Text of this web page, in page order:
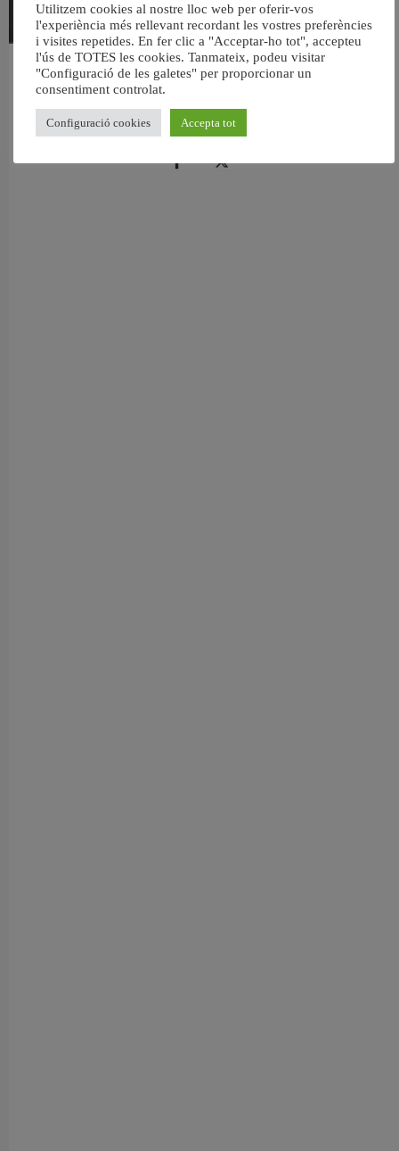
València reforma l’Escola Infantil Pardalets i instal·larà aire condicionat a totes
Utilitzem cookies al nostre lloc web per oferir-vos
l'experiència més rellevant recordant les vostres preferències
i visites repetides. En fer clic a "Acceptar-ho tot", accepteu
l'ús de TOTES les cookies. Tanmateix, podeu visitar
"Configuració de les galetes" per proporcionar un
consentiment controlat.
Configuració cookies Accepta tot